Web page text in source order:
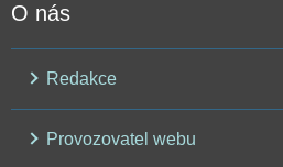
O nás
Redakce
Provozovatel webu